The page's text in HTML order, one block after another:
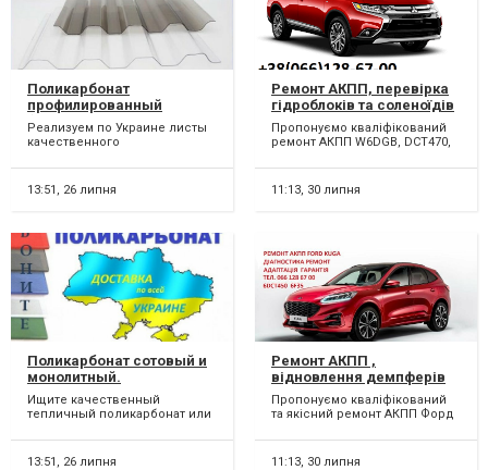
Поликарбонат
профилированный
(полікарбонат
профільований)
Реализуем по Украине листы
качественного
поликарбонатного пластика
который именуют...
13:51, 26 липня
Ремонт АКПП, перевірка
гідроблоків та соленоїдів
MB Outlander & Citroen C-
Crosser & Peugeot 4007
2500A677, 2300A071,
2800A135, 2502A042 ,
Пропонуємо кваліфікований
ремонт АКПП W6DGB, DCT470,
Outlander, Citroen C-...
11:13, 30 липня
Поликарбонат сотовый и
монолитный.
Полікарбонат
стільниковий та
Дрогобич
Ищите качественный
тепличный поликарбонат или
изготовления навеса,
автонавеса и про...
13:51, 26 липня
Ремонт АКПП ,
відновлення демпферів
та перевірка соленоїдів
Ford Kuga MPS6 #2070508,
AM7M5R7P099-AA,
AMAV4R7L516-AD, 1770618,
Пропонуємо кваліфікований
та якісний ремонт АКПП Форд
АКПП на ремонт : зі...
11:13, 30 липня